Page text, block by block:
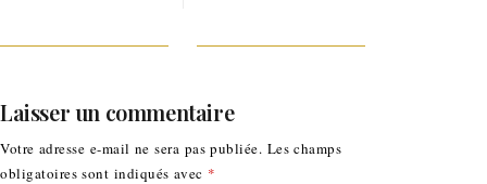
Laisser un commentaire
Votre adresse e-mail ne sera pas publiée. Les champs
obligatoires sont indiqués avec *